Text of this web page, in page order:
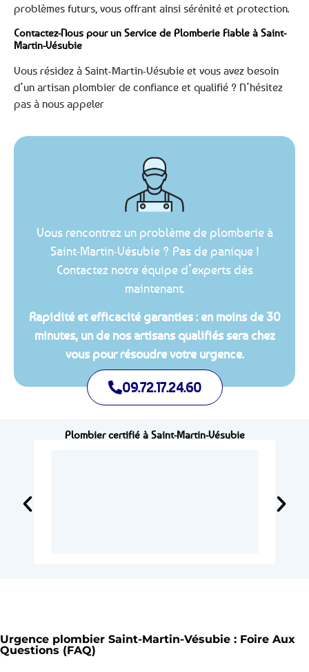
problèmes futurs, vous offrant ainsi sérénité et protection.
Contactez-Nous pour un Service de Plomberie Fiable à Saint-
Martin-Vésubie
Vous résidez à Saint-Martin-Vésubie et vous avez besoin
d’un artisan plombier de confiance et qualifié ? N’hésitez
pas à nous appeler
Vous rencontrez un problème de plomberie à
Saint-Martin-Vésubie ? Pas de panique !
Contactez notre équipe d’experts dès
maintenant.
Rapidité et efficacité garanties : en moins de 30
minutes, un de nos artisans qualifiés sera chez
vous pour résoudre votre urgence.
09.72.17.24.60
Plombier certifié à Saint-Martin-Vésubie
Urgence plombier Saint-Martin-Vésubie : Foire Aux
Questions (FAQ)